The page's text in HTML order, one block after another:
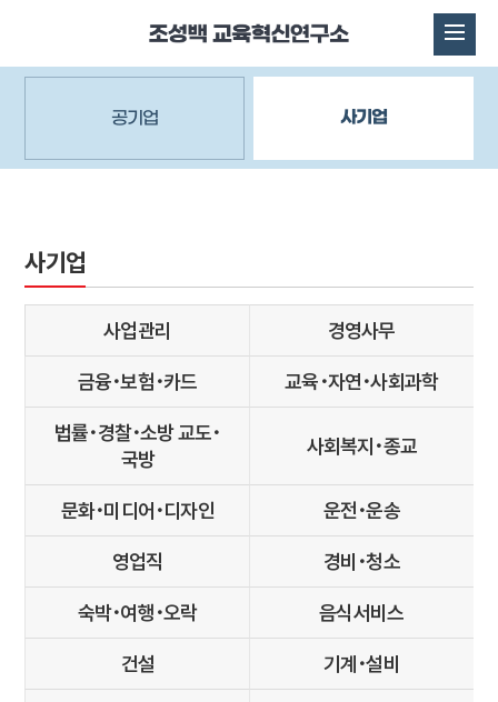
공기업 사기업
사기업
사업관리 경영사무
금융･보험･카드 교육･자연･사회과학
법률･경찰･소방 교도･
국방
사회복지･종교
문화･미디어･디자인 운전･운송
영업직 경비･청소
숙박･여행･오락 음식서비스
건설 기계･설비